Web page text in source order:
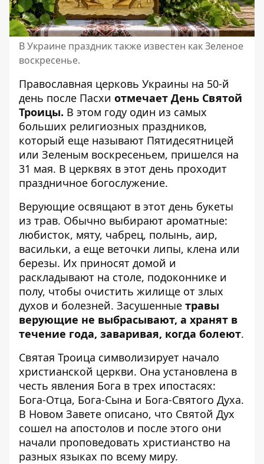
В Украине праздник также известен как Зеленое
воскресенье.
Православная церковь Украины на 50-й
день после Пасхи отмечает День Святой
Троицы. В этом году один из самых
больших религиозных праздников,
который еще называют Пятидесятницей
или Зеленым воскресеньем, пришелся на
31 мая. В церквях в этот день проходит
праздничное богослужение.
Верующие освящают в этот день букеты
из трав. Обычно выбирают ароматные:
любисток, мяту, чабрец, полынь, аир,
васильки, а еще веточки липы, клена или
березы. Их приносят домой и
раскладывают на столе, подоконнике и
полу, чтобы очистить жилище от злых
духов и болезней. Засушенные травы
верующие не выбрасывают, а хранят в
течение года, заваривая, когда болеют.
Святая Троица символизирует начало
христианской церкви. Она установлена ​​в
честь явления Бога в трех ипостасях:
Бога-Отца, Бога-Сына и Бога-Святого Духа.
В Новом Завете описано, что Святой Дух
сошел на апостолов и после этого они
начали проповедовать христианство на
разных языках по всему миру.